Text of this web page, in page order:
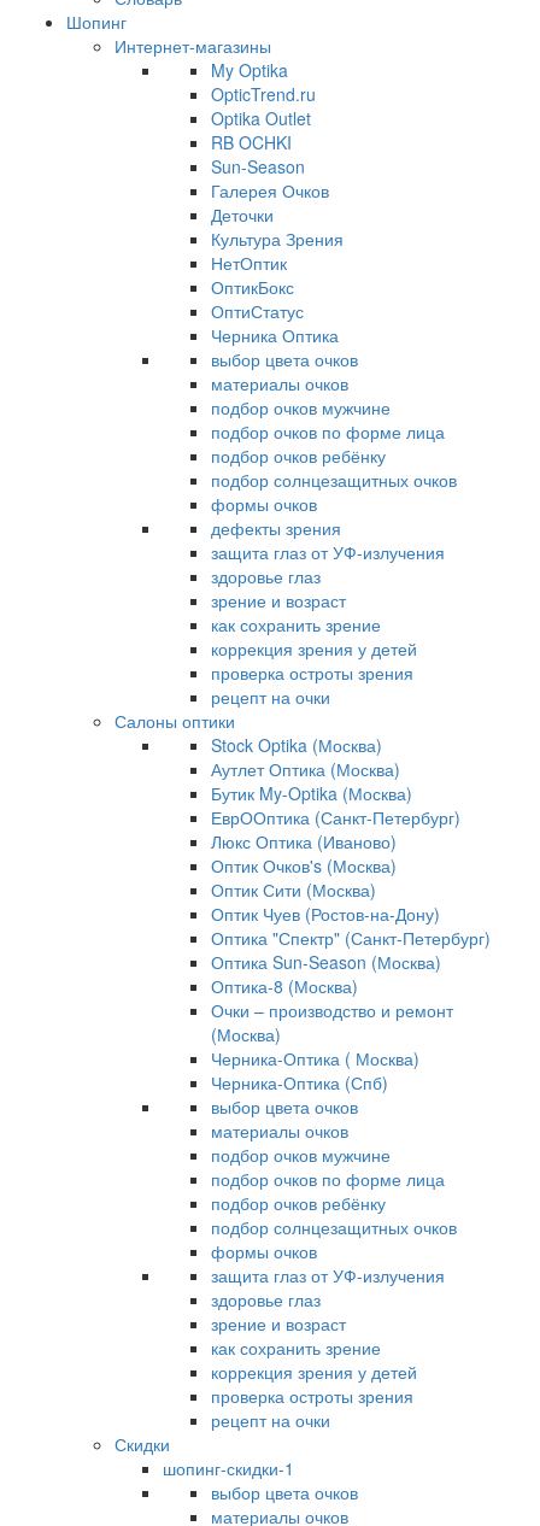
Шопинг
Интернет-магазины
My Optika
OpticTrend.ru
Optika Outlet
RB OCHKI
Sun-Season
Галерея Очков
Деточки
Культура Зрения
НетОптик
ОптикБокс
ОптиСтатус
Черника Оптика
выбор цвета очков
материалы очков
подбор очков мужчине
подбор очков по форме лица
подбор очков ребёнку
подбор солнцезащитных очков
формы очков
дефекты зрения
защита глаз от УФ-излучения
здоровье глаз
зрение и возраст
как сохранить зрение
коррекция зрения у детей
проверка остроты зрения
рецепт на очки
Салоны оптики
Stock Optika (Москва)
Аутлет Оптика (Москва)
Бутик My-Optika (Москва)
ЕврООптика (Санкт-Петербург)
Люкс Оптика (Иваново)
Оптик Очков's (Москва)
Оптик Сити (Москва)
Оптик Чуев (Ростов-на-Дону)
Оптика "Спектр" (Санкт-Петербург)
Оптика Sun-Season (Москва)
Оптика-8 (Москва)
Очки – производство и ремонт
(Москва)
Черника-Оптика ( Москва)
Черника-Оптика (Спб)
выбор цвета очков
материалы очков
подбор очков мужчине
подбор очков по форме лица
подбор очков ребёнку
подбор солнцезащитных очков
формы очков
защита глаз от УФ-излучения
здоровье глаз
зрение и возраст
как сохранить зрение
коррекция зрения у детей
проверка остроты зрения
рецепт на очки
Скидки
шопинг-скидки-1
выбор цвета очков
материалы очков